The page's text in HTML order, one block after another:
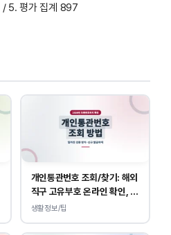
/ 5. 평가 집계 897
개인통관번호 조회/찾기: 해외
직구 고유부호 온라인 확인, 발
급 방법
생활정보/팁